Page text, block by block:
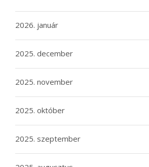
2026. január
2025. december
2025. november
2025. október
2025. szeptember